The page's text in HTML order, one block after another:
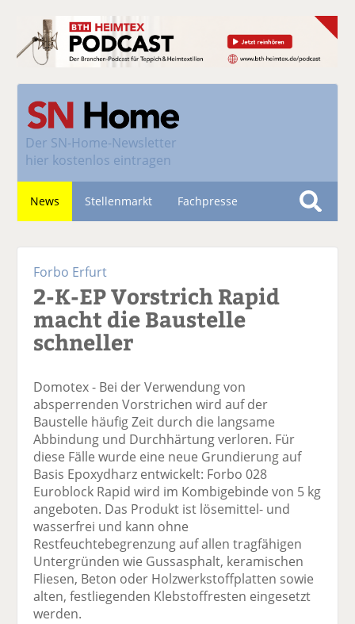
Der SN-Home-Newsletter
hier kostenlos eintragen
News Stellenmarkt Fachpresse
S
Forbo Erfurt
2-K-EP Vorstrich Rapid
macht die Baustelle
schneller
Domotex - Bei der Verwendung von
absperrenden Vorstrichen wird auf der
Baustelle häufig Zeit durch die langsame
Abbindung und Durchhärtung verloren. Für
diese Fälle wurde eine neue Grundierung auf
Basis Epoxydharz entwickelt: Forbo 028
Euroblock Rapid wird im Kombigebinde von 5 kg
angeboten. Das Produkt ist lösemittel- und
wasserfrei und kann ohne
Restfeuchtebegrenzung auf allen tragfähigen
Untergründen wie Gussasphalt, keramischen
Fliesen, Beton oder Holzwerkstoffplatten sowie
alten, festliegenden Klebstoffresten eingesetzt
werden.